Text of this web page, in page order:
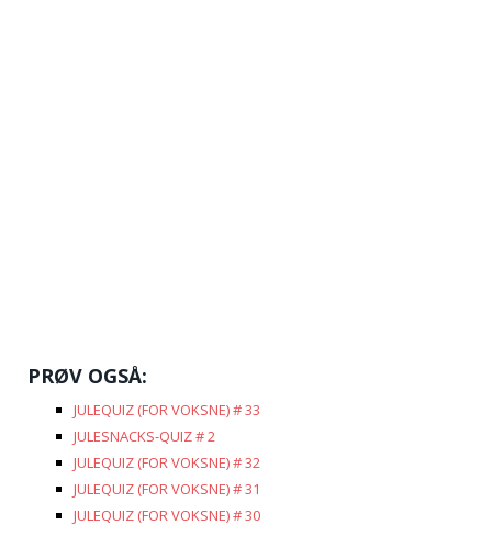
PRØV OGSÅ:
JULEQUIZ (FOR VOKSNE) # 33
JULESNACKS-QUIZ # 2
JULEQUIZ (FOR VOKSNE) # 32
JULEQUIZ (FOR VOKSNE) # 31
JULEQUIZ (FOR VOKSNE) # 30